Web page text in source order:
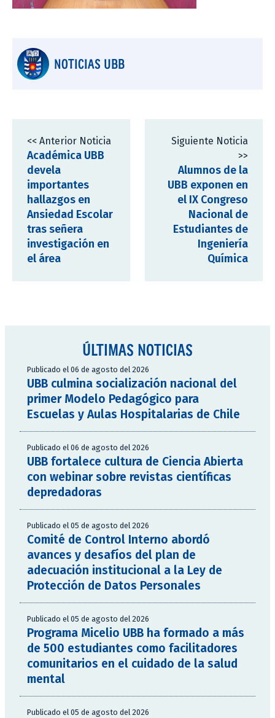
NOTICIAS UBB
<< Anterior Noticia
Académica UBB
devela
importantes
hallazgos en
Ansiedad Escolar
tras señera
investigación en
el área
Siguiente Noticia
>>
Alumnos de la
UBB exponen en
el IX Congreso
Nacional de
Estudiantes de
Ingeniería
Química
ÚLTIMAS NOTICIAS
Publicado el 06 de agosto del 2026
UBB culmina socialización nacional del
primer Modelo Pedagógico para
Escuelas y Aulas Hospitalarias de Chile
Publicado el 06 de agosto del 2026
UBB fortalece cultura de Ciencia Abierta
con webinar sobre revistas científicas
depredadoras
Publicado el 05 de agosto del 2026
Comité de Control Interno abordó
avances y desafíos del plan de
adecuación institucional a la Ley de
Protección de Datos Personales
Publicado el 05 de agosto del 2026
Programa Micelio UBB ha formado a más
de 500 estudiantes como facilitadores
comunitarios en el cuidado de la salud
mental
Publicado el 05 de agosto del 2026